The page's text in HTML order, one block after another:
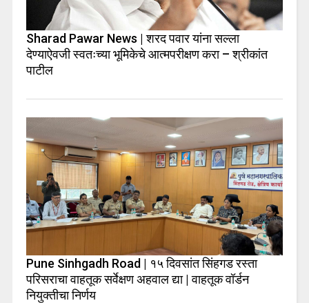
Sharad Pawar News | शरद पवार यांना सल्ला
देण्याऐवजी स्वतःच्या भूमिकेचे आत्मपरीक्षण करा – श्रीकांत
पाटील
Pune Sinhgadh Road | १५ दिवसांत सिंहगड रस्ता
परिसराचा वाहतूक सर्वेक्षण अहवाल द्या | वाहतूक वॉर्डन
नियुक्तीचा निर्णय